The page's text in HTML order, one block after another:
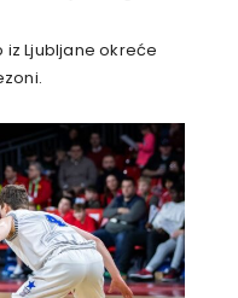
Ljubljane okreće